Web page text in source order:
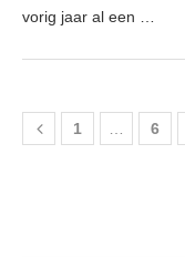
vorig jaar al een …
1 … 6